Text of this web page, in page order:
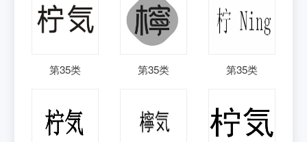
第35类 第35类 第35类